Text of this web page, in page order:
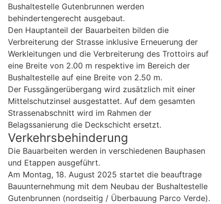
Bushaltestelle Gutenbrunnen werden
behindertengerecht ausgebaut.
Den Hauptanteil der Bauarbeiten bilden die
Verbreiterung der Strasse inklusive Erneuerung der
Werkleitungen und die Verbreiterung des Trottoirs auf
eine Breite von 2.00 m respektive im Bereich der
Bushaltestelle auf eine Breite von 2.50 m.
Der Fussgängerübergang wird zusätzlich mit einer
Mittelschutzinsel ausgestattet. Auf dem gesamten
Strassenabschnitt wird im Rahmen der
Belagssanierung die Deckschicht ersetzt.
Verkehrsbehinderung
Die Bauarbeiten werden in verschiedenen Bauphasen
und Etappen ausgeführt.
Am Montag, 18. August 2025 startet die beauftrage
Bauunternehmung mit dem Neubau der Bushaltestelle
Gutenbrunnen (nordseitig / Überbauung Parco Verde).